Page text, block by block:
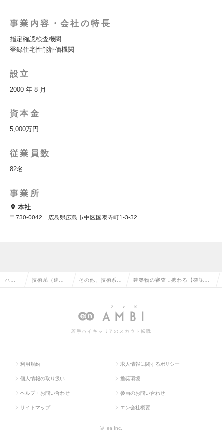
事業内容・会社の特長
指定確認検査機関
登録住宅性能評価機関
設立
2000 年 8 月
資本金
5,000万円
従業員数
82名
事業所
本社
〒730-0042 広島県広島市中区国泰寺町1-3-32
ハイ 技術系（建 その他、技術系
木・プラント）の
建築物の審査に携わる【確認審
当有【中国電力グループ】の求
若手ハイキャリアのスカウト転職
利用規約 求人情報に関するポリシー
個人情報の取り扱い 推奨環境
ヘルプ・お問い合わせ 参画のお問い合わせ
サイトマップ エン会社概要
© en Inc.